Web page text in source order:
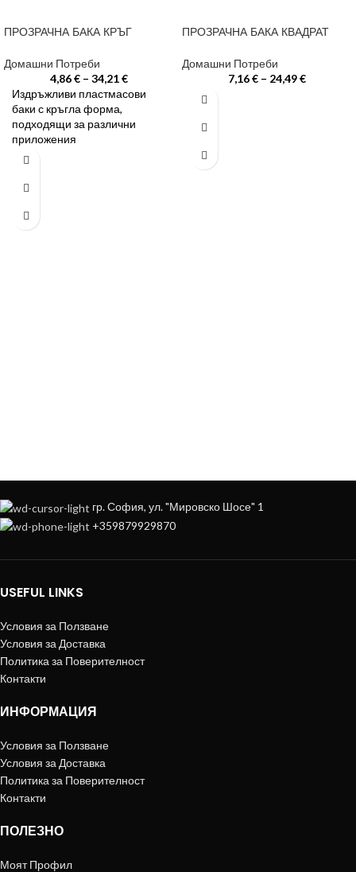
ПРОЗРАЧНА БАКА КРЪГ
Домашни Потреби
4,86€ – 34,21€
Издръжливи пластмасови
баки с кръгла форма,
подходящи за различни
приложения
ПРОЗРАЧНА БАКА КВАДРАТ
Домашни Потреби
7,16€ – 24,49€
гр. София, ул. "Мировско Шосе" 1
+359879929870
USEFUL LINKS
Условия за Ползване
Условия за Доставка
Политика за Поверителност
Контакти
ИНФОРМАЦИЯ
Условия за Ползване
Условия за Доставка
Политика за Поверителност
Контакти
ПОЛЕЗНО
Моят Профил